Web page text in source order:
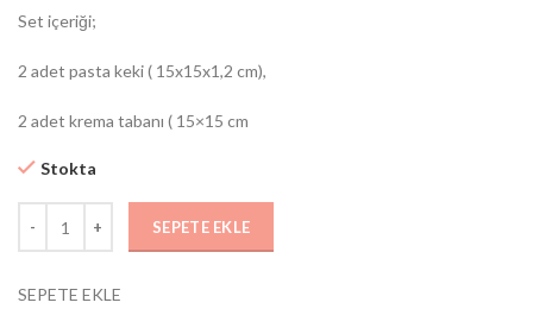
Set içeriği;
2 adet pasta keki ( 15x15x1,2 cm),
2 adet krema tabanı ( 15×15 cm
Stokta
SEPETE EKLE
SEPETE EKLE